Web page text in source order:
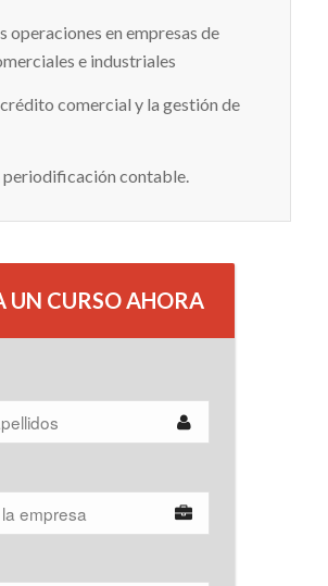
operaciones en empresas de
e industriales
crédito comercial y la gestión de
periodificación contable.
UN CURSO AHORA